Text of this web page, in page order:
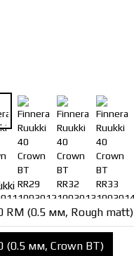
RM (0.5 мм, Rough matt)
(0.5 мм, Crown BT)